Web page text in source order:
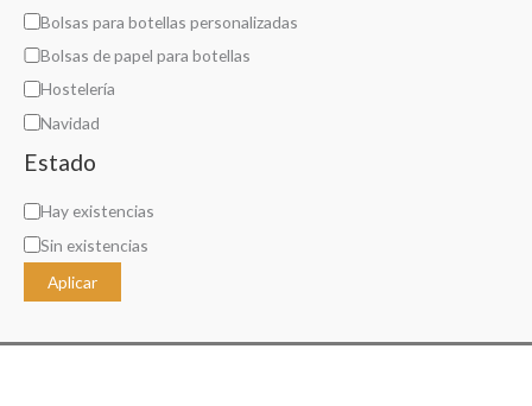
Bolsas para botellas personalizadas
Bolsas de papel para botellas
Hostelería
Navidad
Estado
D
i
p
o
Hay existencias
Sin existencias
Aplicar